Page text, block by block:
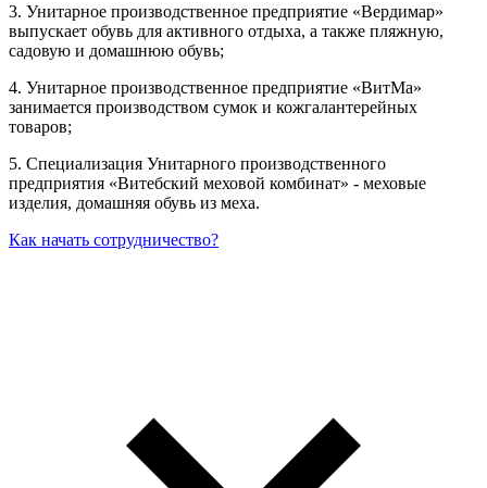
3. Унитарное производственное предприятие «Вердимар»
выпускает обувь для активного отдыха, а также пляжную,
садовую и домашнюю обувь;
4. Унитарное производственное предприятие «ВитМа»
занимается производством сумок и кожгалантерейных
товаров;
5. Специализация Унитарного производственного
предприятия «Витебский меховой комбинат» - меховые
изделия, домашняя обувь из меха.
Как начать сотрудничество?